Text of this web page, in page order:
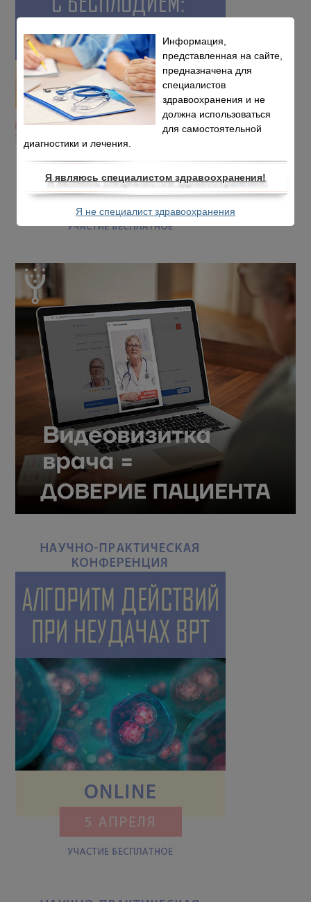
Информация,
представленная на сайте,
предназначена для
специалистов
здравоохранения и не
должна использоваться
для самостоятельной
диагностики и лечения.
Я являюсь специалистом здравоохранения!
Я не специалист здравоохранения